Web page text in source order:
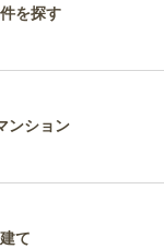
を探す
ンション
て